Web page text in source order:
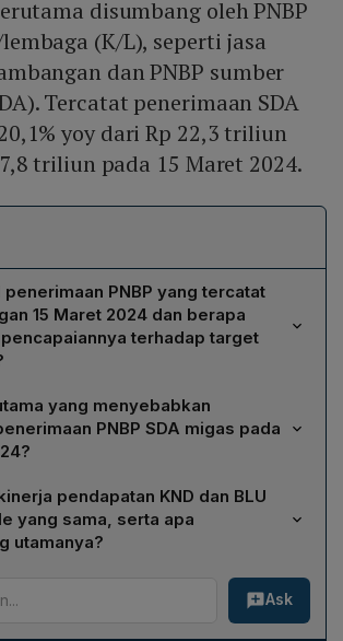
disumbang oleh PNBP
(K/L), seperti jasa
dan PNBP sumber
Tercatat penerimaan SDA
yoy dari Rp 22,3 triliun
triliun pada 15 Maret 2024.
PNBP yang tercatat
15 Maret 2024 dan berapa
terhadap target
negara bukan pajak (PNBP) tercatat
triliun sampai dengan 15 Maret 2024,
19,0% dari target Anggaran
yang menyebabkan
PNBP SDA migas pada
SDA migas dipicu oleh moderasi
mentah Indonesia (ICP) akibat
pasokan minyak mentah dari Amerika
perkiraan produksi pada kuartal I,
minyak karena penundaan on‑stream,
produksi alamiah, sehingga
20,1% yoy menjadi Rp 17,8 triliun.
pendapatan KND dan BLU
yang sama, serta apa
utamanya?
Kekayaan Negara Dipisahkan
Rp 6,8 triliun, setara 7,9% target APBN
47,4% berkat setoran dividen interim
Ask